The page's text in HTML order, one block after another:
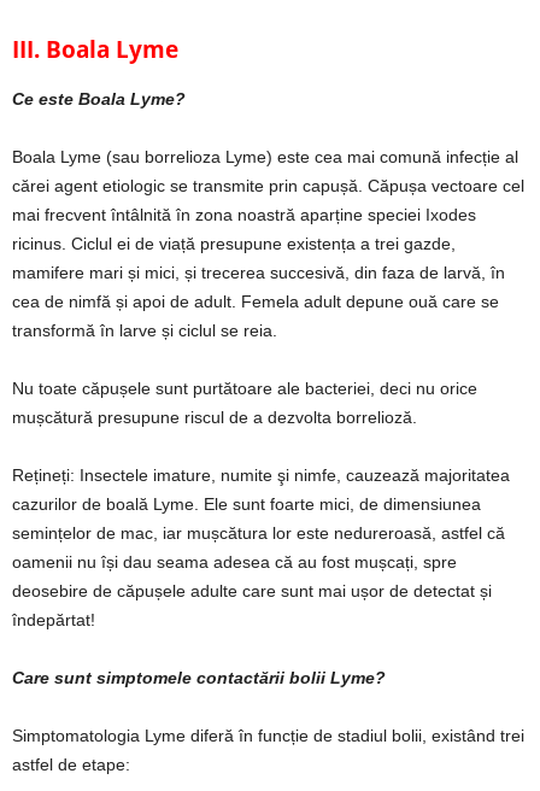
III. Boala Lyme
Ce este Boala Lyme?
Boala Lyme (sau borrelioza Lyme) este cea mai comună infecție al
cărei agent etiologic se transmite prin capușă. Căpușa vectoare cel
mai frecvent întâlnită în zona noastră aparține speciei Ixodes
ricinus. Ciclul ei de viață presupune existența a trei gazde,
mamifere mari și mici, și trecerea succesivă, din faza de larvă, în
cea de nimfă și apoi de adult. Femela adult depune ouă care se
transformă în larve și ciclul se reia.
Nu toate căpușele sunt purtătoare ale bacteriei, deci nu orice
mușcătură presupune riscul de a dezvolta borrelioză.
Rețineți: Insectele imature, numite şi nimfe, cauzează majoritatea
cazurilor de boală Lyme. Ele sunt foarte mici, de dimensiunea
semințelor de mac, iar mușcătura lor este nedureroasă, astfel că
oamenii nu își dau seama adesea că au fost mușcați, spre
deosebire de căpușele adulte care sunt mai ușor de detectat și
îndepărtat!
Care sunt simptomele contactării bolii Lyme?
Simptomatologia Lyme diferă în funcție de stadiul bolii, existând trei
astfel de etape: